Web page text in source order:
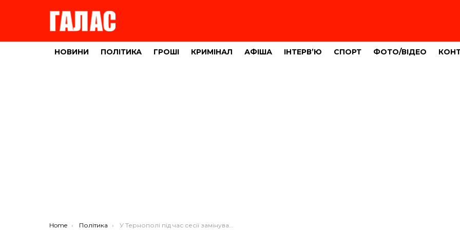
НОВИНИ ПОЛІТИКА ГРОШІ КРИМІНАЛ АФІША ІНТЕРВ’Ю СПОРТ ФОТО/ВІДЕО
You are here:
Home Політика У Тернополі під час сесії замінували приміщення обласної ради